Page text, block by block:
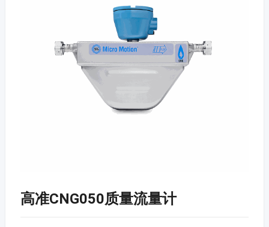
高准CNG050质量流量计